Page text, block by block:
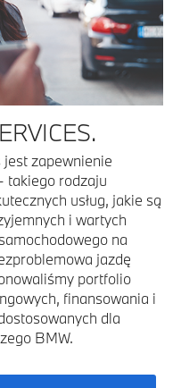
zapewnienie
takiego rodzaju
usług, jakie są
i wartych
na
jazdę
portfolio
finansowania i
dla
BMW.